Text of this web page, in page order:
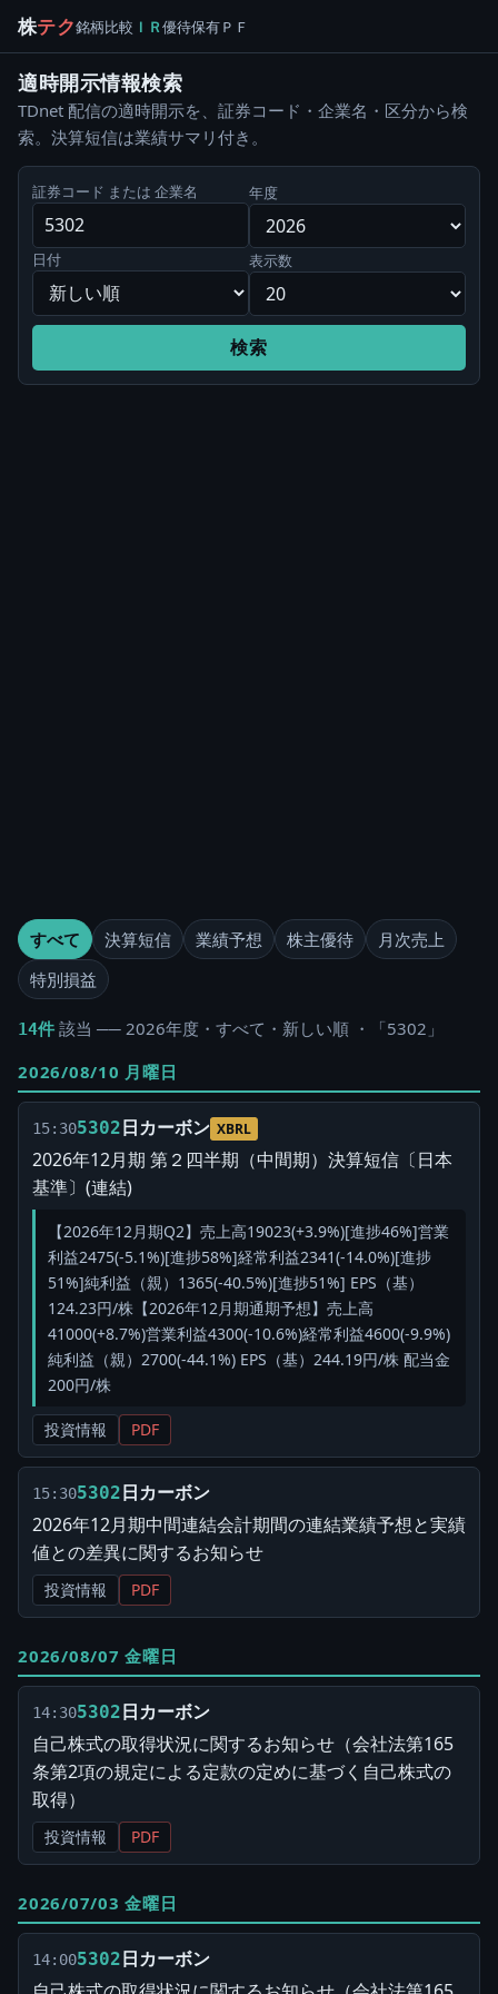
株テク銘柄比較 ＩＲ優待保有ＰＦ
適時開示情報検索
TDnet 配信の適時開示を、証券コード・企業名・区分から検
索。決算短信は業績サマリ付き。
証券コード または 企業名 年度
日付 表示数
検索
すべて 決算短信 業績予想 株主優待
月次売上
特別損益
14件 該当 ── 2026年度・すべて・新しい順 ・「5302」
2026/08/10 月曜日
15:305302日カーボン XBRL
2026年12月期 第２四半期（中間期）決算短信〔日本
基準〕(連結)
【2026年12月期Q2】売上高19023(+3.9%)[進捗46%]営業
利益2475(-5.1%)[進捗58%]経常利益2341(-14.0%)[進捗
51%]純利益（親）1365(-40.5%)[進捗51%] EPS（基）
124.23円/株【2026年12月期通期予想】売上高
41000(+8.7%)営業利益4300(-10.6%)経常利益4600(-9.9%)
純利益（親）2700(-44.1%) EPS（基）244.19円/株 配当金
200円/株
投資情報 PDF
15:305302日カーボン
2026年12月期中間連結会計期間の連結業績予想と実績
値との差異に関するお知らせ
投資情報 PDF
2026/08/07 金曜日
14:305302日カーボン
自己株式の取得状況に関するお知らせ（会社法第165
条第2項の規定による定款の定めに基づく自己株式の
取得）
投資情報 PDF
2026/07/03 金曜日
14:005302日カーボン